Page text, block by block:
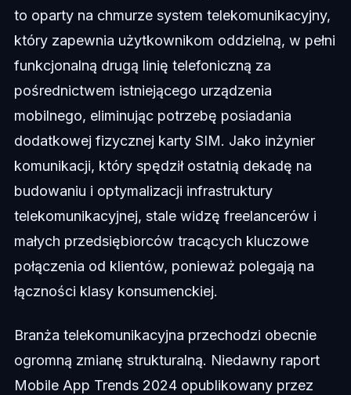
to oparty na chmurze system telekomunikacyjny,
który zapewnia użytkownikom oddzielną, w pełni
funkcjonalną drugą linię telefoniczną za
pośrednictwem istniejącego urządzenia
mobilnego, eliminując potrzebę posiadania
dodatkowej fizycznej karty SIM. Jako inżynier
komunikacji, który spędził ostatnią dekadę na
budowaniu i optymalizacji infrastruktury
telekomunikacyjnej, stale widzę freelancerów i
małych przedsiębiorców tracących kluczowe
połączenia od klientów, ponieważ polegają na
łączności klasy konsumenckiej.
Branża telekomunikacyjna przechodzi obecnie
ogromną zmianę strukturalną. Niedawny raport
Mobile App Trends 2024 opublikowany przez